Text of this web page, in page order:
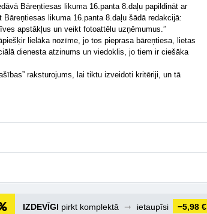
Bāreņtiesas likuma 16.panta 8.daļu papildināt ar
likuma 16.panta 8.daļu šādā redakcijā:
apstākļus un veikt fotoattēlu uzņēmumus.”
lielāka nozīme, jo tos pieprasa bāreņtiesa, lietas
dienesta atzinums un viedoklis, jo tiem ir ciešāka
raksturojums, lai tiktu izveidoti kritēriji, un tā
IZDEVĪGI pirkt komplektā ➞ ietaupīsi −5,98 €